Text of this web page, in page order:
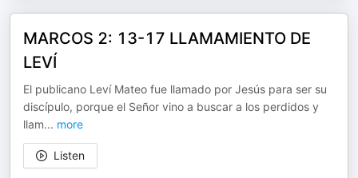
MARCOS 2: 13-17 LLAMAMIENTO DE
LEVÍ
El publicano Leví Mateo fue llamado por Jesús para ser su
discípulo, porque el Señor vino a buscar a los perdidos y
llam... more
Listen